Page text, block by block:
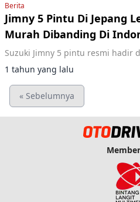
Berita
Jimny 5 Pintu Di Jepang
Murah Dibanding Di
Suzuki Jimny 5 pintu resmi hadir
1 tahun yang lalu
« Sebelumnya